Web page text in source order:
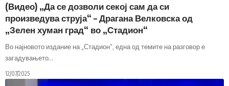
(Видео) „Да се дозволи секој сам да си
произведува струја“ – Драгана Велковска од
„Зелен хуман град“ во „Стадион“
Во најновото издание на „Стадион“, една од темите на разговор е
загадувањето…
12/07/2025